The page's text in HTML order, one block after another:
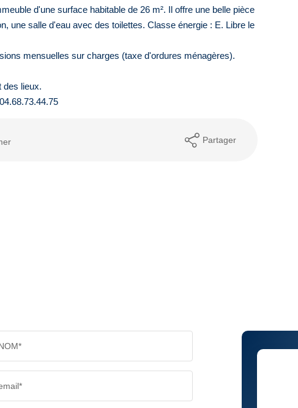
d'une surface habitable de 26 m². Il offre une belle pièce
une salle d'eau avec des toilettes. Classe énergie : E. Libre le
mensuelles sur charges (taxe d'ordures ménagères).
des lieux.
Partager